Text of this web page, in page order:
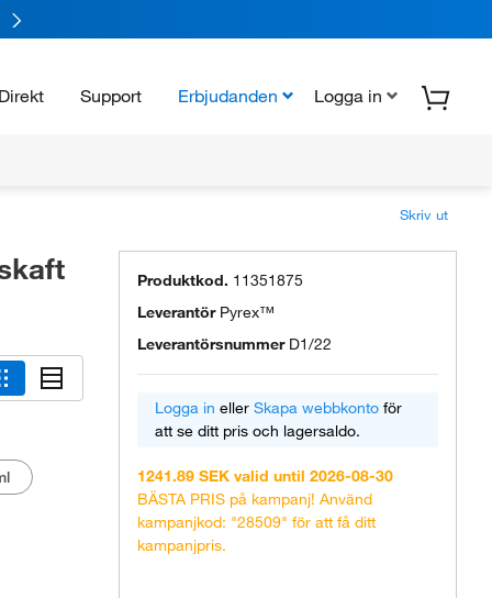
Support Erbjudanden Logga in
Skriv ut
Produktkod. 11351875
Leverantör Pyrex™
Leverantörsnummer D1/22
Logga in eller Skapa webbkonto för
att se ditt pris och lagersaldo.
1241.89 SEK valid until 2026-08-30
BÄSTA PRIS på kampanj! Använd
kampanjkod: "28509" för att få ditt
kampanjpris.